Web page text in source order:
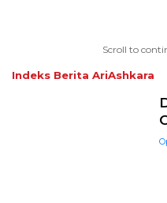
Scroll to
Indeks Berita AriAshkara